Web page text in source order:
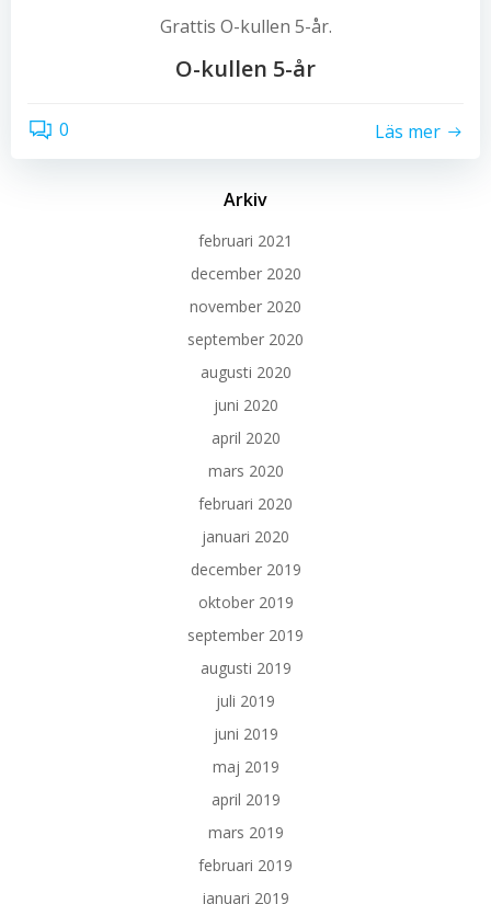
Grattis O-kullen 5-år.
O-kullen 5-år
0 Läs mer
Arkiv
februari 2021
december 2020
november 2020
september 2020
augusti 2020
juni 2020
april 2020
mars 2020
februari 2020
januari 2020
december 2019
oktober 2019
september 2019
augusti 2019
juli 2019
juni 2019
maj 2019
april 2019
mars 2019
februari 2019
januari 2019